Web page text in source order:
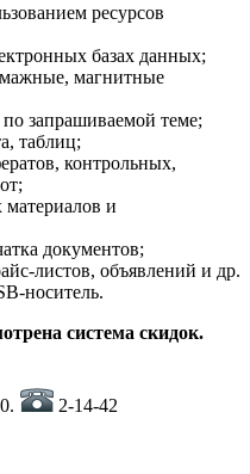
ресурсов
базах данных;
магнитные
по запрашиваемой теме;
таблиц;
контрольных,
и
документов;
листов, объявлений и др.
носитель.
система скидок.
2-14-42